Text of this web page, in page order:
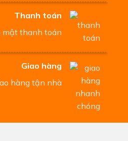
Thanh toán
mật thanh toán
Giao hàng
hàng tận nhà